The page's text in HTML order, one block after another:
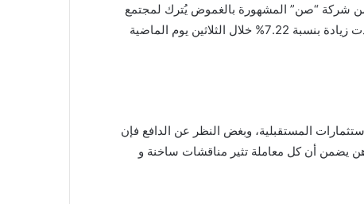
من شركة “صن” المشهورة بالغموض يُترك لمجتمع
العملات الرقمية لتجميع الأدلة، ويتوقع البعض أن “جاستن صن” قد يستفيد من الاتجاه التصاعدي الأخير لإيثريوم و التي شهدت زيادة بنسبة 7.22% خلال الثلاثين يوم الماضية
المستقبلية، وبغض النظر عن الدافع فإن
يضمن أن كل معاملة تثير مناقشات ساخنة و